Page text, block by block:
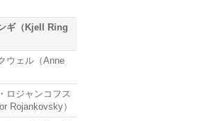
ギ（Kjell Ring
ウェル（Anne
ロジャンコフス
Rojankovsky）